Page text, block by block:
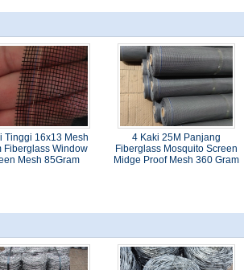
Tinggi 16x13 Mesh
Fiberglass Window
Mesh 85Gram
4 Kaki 25M Panjang
Fiberglass Mosquito Screen
Midge Proof Mesh 360 Gram